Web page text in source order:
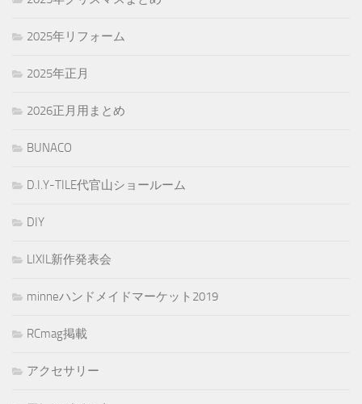
2025年リフォーム
2025年正月
2026正月用まとめ
BUNACO
D.I.Y-TILE代官山ショールーム
DIY
LIXIL新作発表会
minneハンドメイドマーケット2019
RCmag掲載
アクセサリー